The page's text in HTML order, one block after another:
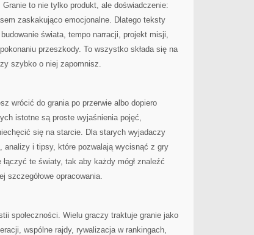
to nie tylko produkt, ale doświadczenie:
zaskakująco emocjonalne. Dlatego teksty
świata, tempo narracji, projekt misji,
przeszkody. To wszystko składa się na
szybko o niej zapomnisz.
wrócić do grania po przerwie albo dopiero
istotne są proste wyjaśnienia pojęć,
się na starcie. Dla starych wyjadaczy
analizy i tipsy, które pozwalają wycisnąć z gry
te światy, tak aby każdy mógł znaleźć
szczegółowe opracowania.
społeczności. Wielu graczy traktuje granie jako
wspólne rajdy, rywalizacja w rankingach,